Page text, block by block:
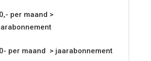
per maand >
per maand > jaarabonnement